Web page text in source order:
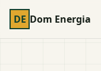
DE Dom Energia